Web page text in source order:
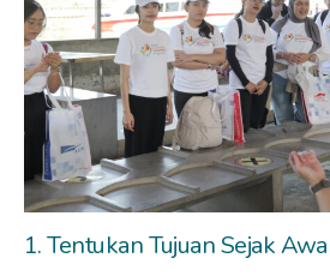
1. Tentukan Tujuan Sejak